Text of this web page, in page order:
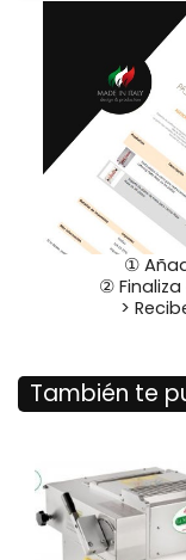
①
②
>
También te